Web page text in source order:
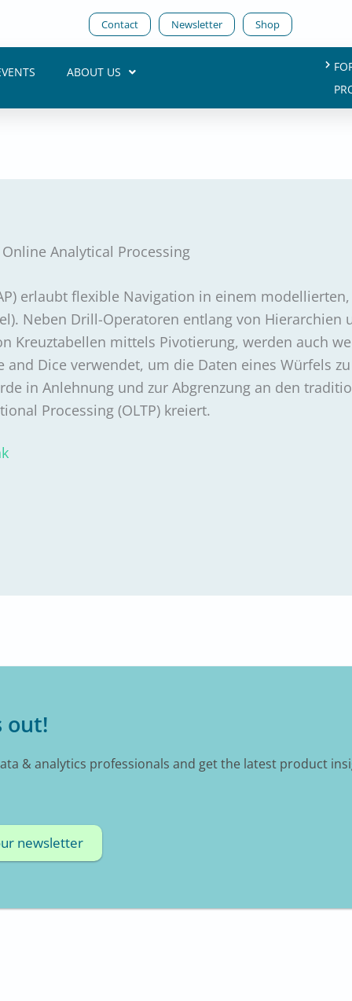
Contact Newsletter Shop
ABOUT US
Online Analytical Processing
erlaubt flexible Navigation in einem modellierten,
Neben Drill-Operatoren entlang von Hierarchien
Kreuztabellen mittels Pivotierung, werden auch
Dice verwendet, um die Daten eines Würfels zu
in Anlehnung und zur Abgrenzung an den
Processing (OLTP) kreiert.
out!
& analytics professionals and get the latest product
newsletter